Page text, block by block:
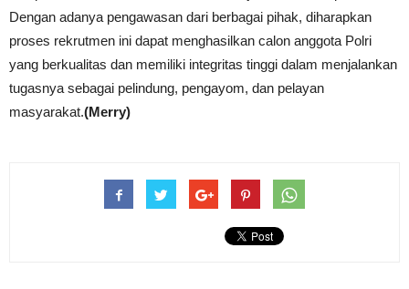
Dengan adanya pengawasan dari berbagai pihak, diharapkan
proses rekrutmen ini dapat menghasilkan calon anggota Polri
yang berkualitas dan memiliki integritas tinggi dalam menjalankan
tugasnya sebagai pelindung, pengayom, dan pelayan
masyarakat.(Merry)